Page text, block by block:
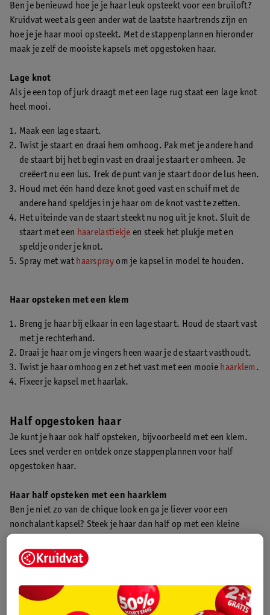
Ben je benieuwd hoe je je haar leuk opsteekt voor een bruiloft?
Kruidvat weet als geen ander wat de laatste haartrends zijn en
hoe je je haar mooi opsteekt. Met de stappenplannen hieronder
maak je zelf de mooiste kapsels met opgestoken haar.
Lage knot
Als je een top of jurk draagt met een lage rug staat een lage knot
heel mooi.
Maak een lage staart.
Twist je staart en draai hem omhoog. Pak met je andere hand
de staart bij het begin vast en draai je staart er omheen. Je
creëert nu een lus. Trek de punt van je staart door de lus heen.
Houd met één hand deze knot goed vast en schuif met de
andere hand speldjes in je haar om de knot vast te zetten.
Het uiteinde van de staart steekt nu nog uit je knot. Sluit de
staart met een haarelastiekje en steek het plukje met en
speldje onder je knot.
Spray met wat haarsprayom je kapsel in model te houden.
Haar opsteken met een klem
Breng je haar bij elkaar in een lage staart. Houd de staart vast
met je rechterhand.
Draai je haar om je vingers heen waar je de staart vasthoudt.
Twist je haar omhoog en zet het vast met een mooie haarklem.
Fixeer je kapsel met haarlak.
Half opgestoken haar
Je kunt je haar ook half opsteken, bijvoorbeeld met een klem.
Lees snel verder en ontdek onze stappenplannen voor half
opgestoken haar.
Haar half opsteken met een haarklem
Ben je niet zo van de chique look en ga je liever voor een
nonchalant kapsel? Steek je haar dan half op met een kleine
Breng structuur en volume aan in je haar
Pak aan beide kanten van je hoofd een plukje haar en zet het
achterop je hoofd in het midden vast met een klemmetje.